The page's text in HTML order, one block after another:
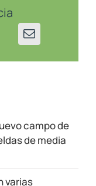
campo de
de media
varias